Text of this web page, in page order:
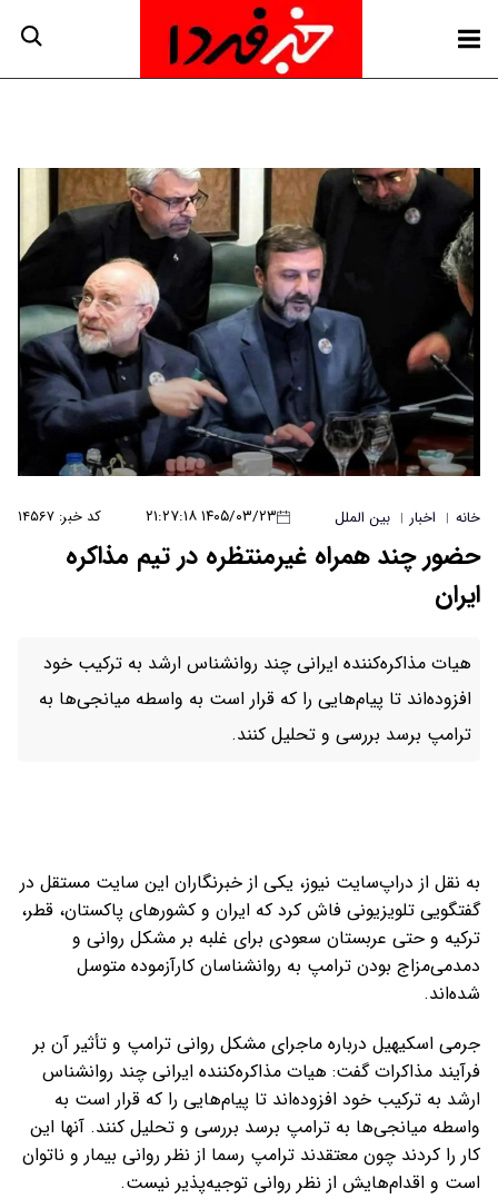
خانه | اخبار | بین الملل ۱۴۰۵/۰۳/۲۳ ۲۱:۲۷:۱۸ کد خبر: ۱۴۵۶۷
حضور چند همراه غیرمنتظره در تیم مذاکره
ایران
هیات مذاکره‌کننده ایرانی چند روانشناس ارشد به ترکیب خود
افزوده‌اند تا پیام‌هایی را که قرار است به واسطه میانجی‌ها به
ترامپ برسد بررسی و تحلیل کنند.
به نقل از دراپ‌سایت نیوز، یکی از خبرنگاران این سایت مستقل در
گفتگویی تلویزیونی فاش کرد که ایران و کشورهای پاکستان، قطر،
ترکیه و حتی عربستان سعودی برای غلبه بر مشکل روانی و
دمدمی‌مزاج بودن ترامپ به روانشناسان کارآزموده متوسل
شده‌اند.
جرمی اسکیهیل درباره ماجرای مشکل روانی ترامپ و تأثیر آن بر
فرآیند مذاکرات گفت: هیات مذاکره‌کننده ایرانی چند روانشناس
ارشد به ترکیب خود افزوده‌اند تا پیام‌هایی را که قرار است به
واسطه میانجی‌ها به ترامپ برسد بررسی و تحلیل کنند. آنها این
کار را کردند چون معتقدند ترامپ رسما از نظر روانی بیمار و ناتوان
است و اقدام‌هایش از نظر روانی توجیه‌پذیر نیست.